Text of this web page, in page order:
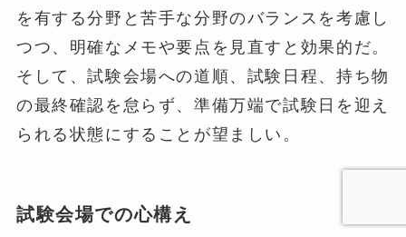
を有する分野と苦手な分野のバランスを考慮し
つつ、明確なメモや要点を見直すと効果的だ。
そして、試験会場への道順、試験日程、持ち物
の最終確認を怠らず、準備万端で試験日を迎え
られる状態にすることが望ましい。
試験会場での心構え